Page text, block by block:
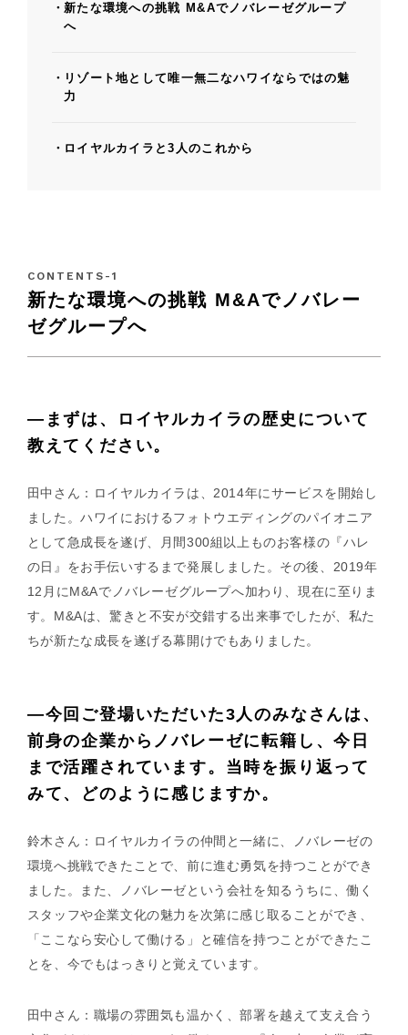
新たな環境への挑戦 M&Aでノバレーゼグループ
へ
リゾート地として唯一無二なハワイならではの魅
力
ロイヤルカイラと3人のこれから
新たな環境への挑戦 M&Aでノバレー
ゼグループへ
—まずは、ロイヤルカイラの歴史について
教えてください。
田中さん：ロイヤルカイラは、2014年にサービスを開始し
ました。ハワイにおけるフォトウエディングのパイオニア
として急成長を遂げ、月間300組以上ものお客様の『ハレ
の日』をお手伝いするまで発展しました。その後、2019年
12月にM&Aでノバレーゼグループへ加わり、現在に至りま
す。M&Aは、驚きと不安が交錯する出来事でしたが、私た
ちが新たな成長を遂げる幕開けでもありました。
—今回ご登場いただいた3人のみなさんは、
前身の企業からノバレーゼに転籍し、今日
まで活躍されています。当時を振り返って
みて、どのように感じますか。
鈴木さん：ロイヤルカイラの仲間と一緒に、ノバレーゼの
環境へ挑戦できたことで、前に進む勇気を持つことができ
ました。また、ノバレーゼという会社を知るうちに、働く
スタッフや企業文化の魅力を次第に感じ取ることができ、
「ここなら安心して働ける」と確信を持つことができたこ
とを、今でもはっきりと覚えています。
田中さん：職場の雰囲気も温かく、部署を越えて支え合う